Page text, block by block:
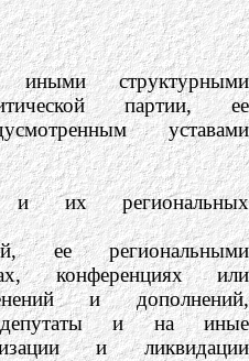
структурными
партии, ее
уставами
региональных
региональными
конференциях или
и дополнений,
депутаты и на иные
и ликвидации